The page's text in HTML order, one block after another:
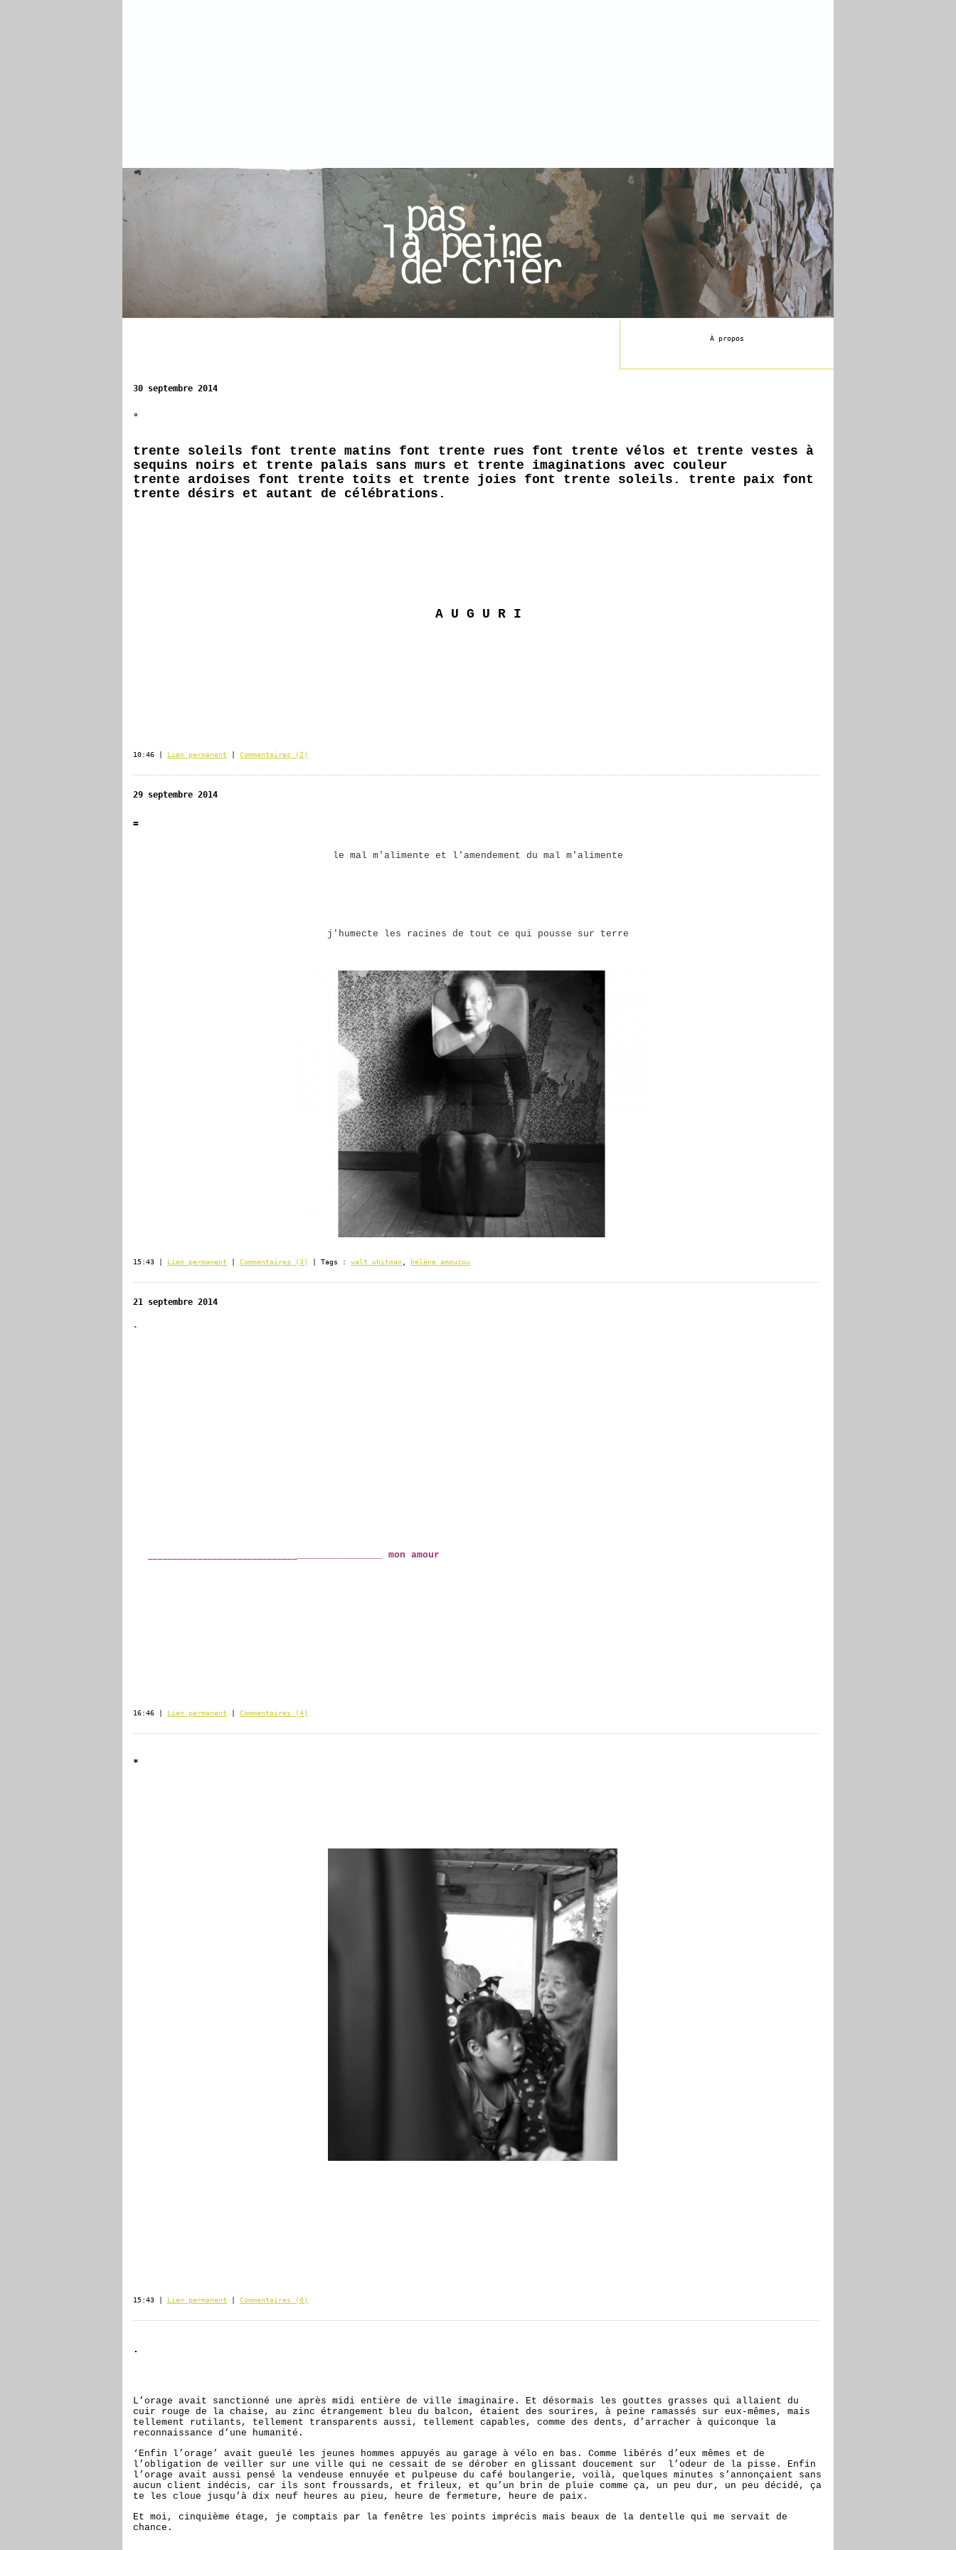
À propos
30 septembre 2014
°
trente soleils font trente matins font trente rues font trente vélos et trente vestes à
sequins noirs et trente palais sans murs et trente imaginations avec couleur
trente ardoises font trente toits et trente joies font trente soleils. trente paix font
trente désirs et autant de célébrations.
A U G U R I
10:46 | Lien permanent Commentaires (2)
29 septembre 2014
=
le mal m'alimente et l'amendement du mal m'alimente
j'humecte les racines de tout ce qui pousse sur terre
15:43 | Lien permanent Commentaires (3) | Tags : walt whitman hélène amouzou
21 septembre 2014
`
_______________ mon amour
16:46 | Lien permanent Commentaires (4)
*
15:43 | Lien permanent Commentaires (0)
.
L’orage avait sanctionné une après midi entière de ville imaginaire. Et désormais les gouttes grasses qui allaient du
cuir rouge de la chaise, au zinc étrangement bleu du balcon, étaient des sourires, à peine ramassés sur eux-mêmes, mais
tellement rutilants, tellement transparents aussi, tellement capables, comme des dents, d’arracher à quiconque la
reconnaissance d’une humanité.
‘Enfin l’orage’ avait gueulé les jeunes hommes appuyés au garage à vélo en bas. Comme libérés d’eux mêmes et de
l’obligation de veiller sur une ville qui ne cessait de se dérober en glissant doucement sur l’odeur de la pisse. Enfin
l’orage avait aussi pensé la vendeuse ennuyée et pulpeuse du café boulangerie, voilà, quelques minutes s’annonçaient sans
aucun client indécis, car ils sont froussards, et frileux, et qu’un brin de pluie comme ça, un peu dur, un peu décidé, ça
te les cloue jusqu’à dix neuf heures au pieu, heure de fermeture, heure de paix.
Et moi, cinquième étage, je comptais par la fenêtre les points imprécis mais beaux de la dentelle qui me servait de
chance.